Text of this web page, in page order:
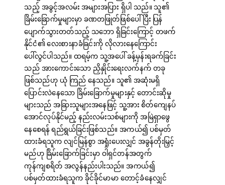
သည့် အခွင့်အလမ်း အများအပြား ရှိပါ သည်။ သူ၏
ခြိမ်းခြောက်မှုများမှာ ခဏတဖြုတ်ဖြစ်ပေါ်ပြီး ပြန်
ပျောက်သွားတတ်သည့် သဘော ရှိခြင်းကြောင့် တဖက်
နိုင်ငံ၏ လေးစားနာခံခြင်းကို လိုလားနေကြောင်း
ပေါ်လွင်ပါသည်။ ထရမ့်က သူ့အပေါ် ခန့်မှန်းရခက်ခြင်း
သည် အားကောင်းသော ညှိနှိုင်းရေးလက်နက် တခု
ဖြစ်သည်ဟု ယုံ ကြည် နေသည်။ သူ၏ အဆုံးမရှိ
ပြောင်းလဲနေသော ခြိမ်းခြောက်မှုများနှင့် တောင်းဆိုမှု
များသည် အခြားသူများအနေဖြင့် သူ့အား စိတ်ကျေနပ်
အောင်လုပ်နိုင်မည့် နည်းလမ်းသစ်များကို အမြဲရှာဖွေ
နေစေရန် ရည်ရွယ်ခြင်းဖြစ်သည်။ အကယ်၍ ပစ်မှတ်
ထားခံရသူက လျင်မြန်စွာ အရှုံးပေးလျှင် အခွန်တိုးမြှင့်
မည်ဟု ခြိမ်းခြောက်ခြင်းမှာ ဝါရှင်တန်အတွက်
ကုန်ကျစရိတ် အလွန်နည်းပါးသည်။ အကယ်၍
ပစ်မှတ်ထားခံရသူက ခိုင်ခိုင်မာမာ တောင့်ခံနေလျှင်